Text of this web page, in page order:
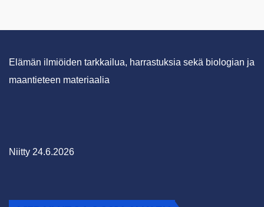
Elämän ilmiöiden tarkkailua, harrastuksia sekä biologian ja
maantieteen materiaalia
Niitty 24.6.2026